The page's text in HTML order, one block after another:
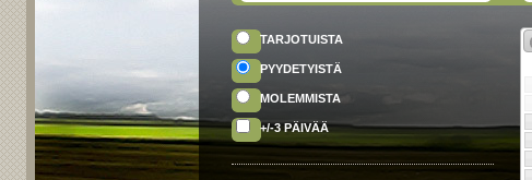
TARJOTUISTA
PYYDETYISTÄ
MOLEMMISTA
+/-3 PÄIVÄÄ